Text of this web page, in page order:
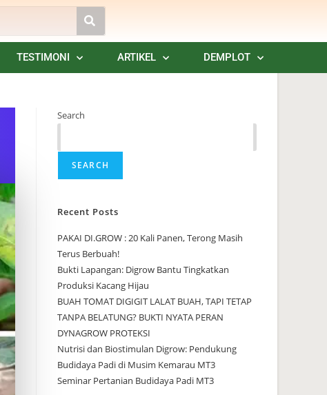
TESTIMONI ARTIKEL DEMPLOT
Search
SEARCH
Recent Posts
PAKAI DI.GROW : 20 Kali Panen, Terong Masih
Terus Berbuah!
Bukti Lapangan: Digrow Bantu Tingkatkan
Produksi Kacang Hijau
BUAH TOMAT DIGIGIT LALAT BUAH, TAPI TETAP
TANPA BELATUNG? BUKTI NYATA PERAN
DYNAGROW PROTEKSI
Nutrisi dan Biostimulan Digrow: Pendukung
Budidaya Padi di Musim Kemarau MT3
Seminar Pertanian Budidaya Padi MT3